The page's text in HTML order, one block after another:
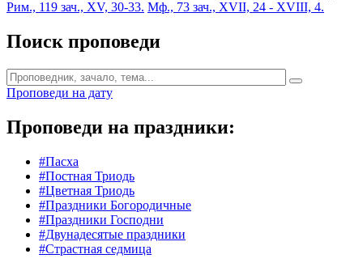
Рим., 119 зач., XV, 30-33. Мф., 73 зач., XVII, 24 - XVIII, 4.
Поиск проповеди
Проповеди на дату
Проповеди на праздники:
#Пасха
#Постная Триодь
#Цветная Триодь
#Праздники Богородичные
#Праздники Господни
#Двунадесятые праздники
#Страстная седмица